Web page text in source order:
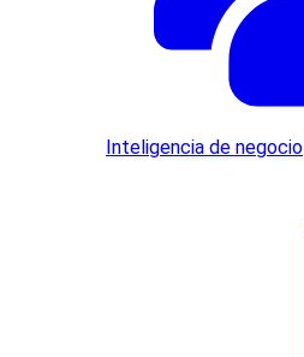
Inteligencia de negocio